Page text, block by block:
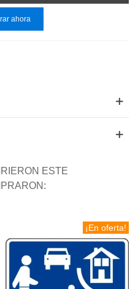
ahora
ESTE
¡En oferta!